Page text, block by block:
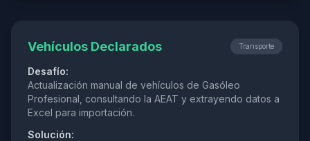
Vehículos Declarados Transporte
Desafío:
Actualización manual de vehículos de Gasóleo
Profesional, consultando la AEAT y extrayendo datos a
Excel para importación.
Solución: